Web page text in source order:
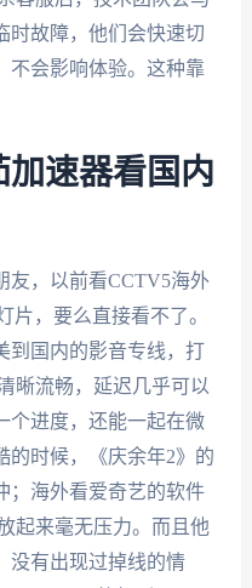
时故障，他们会快速切
不会影响体验。这种靠
速器看国内
友，以前看CCTV5海外
，要么直接看不了。
到国内的影音专线，打
晰流畅，延迟几乎可以
个进度，还能一起在微
的时候，《庆余年2》的
；海外看爱奇艺的软件
起来毫无压力。而且他
没有出现过掉线的情